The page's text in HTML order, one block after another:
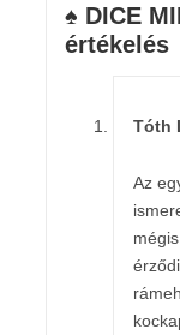
♠️ DICE
értékelés
Tóth
Az